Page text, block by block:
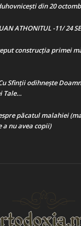
din 20
ATHONITUL -11/ 24
construcţia primei
Sfinții odihnește
Tale…
păcatul malahiei
a nu avea copii)